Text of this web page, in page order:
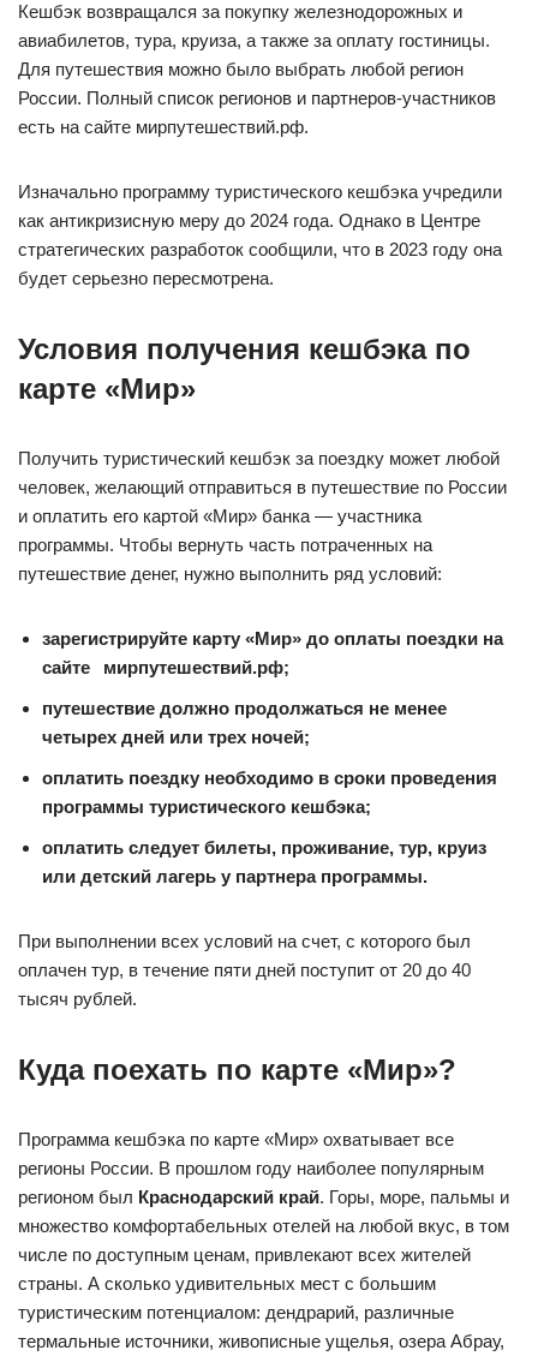
Кешбэк возвращался за покупку железнодорожных и
авиабилетов, тура, круиза, а также за оплату гостиницы.
Для путешествия можно было выбрать любой регион
России. Полный список регионов и партнеров-участников
есть на сайте мирпутешествий.рф.
Изначально программу туристического кешбэка учредили
как антикризисную меру до 2024 года. Однако в Центре
стратегических разработок сообщили, что в 2023 году она
будет серьезно пересмотрена.
Условия получения кешбэка по
карте «Мир»
Получить туристический кешбэк за поездку может любой
человек, желающий отправиться в путешествие по России
и оплатить его картой «Мир» банка — участника
программы. Чтобы вернуть часть потраченных на
путешествие денег, нужно выполнить ряд условий:
зарегистрируйте карту «Мир» до оплаты поездки на
сайте⠀ мирпутешествий.рф;
путешествие должно продолжаться не менее
четырех дней или трех ночей;
оплатить поездку необходимо в сроки проведения
программы туристического кешбэка;
оплатить следует билеты, проживание, тур, круиз
или детский лагерь у партнера программы.
При выполнении всех условий на счет, с которого был
оплачен тур, в течение пяти дней поступит от 20 до 40
тысяч рублей.
Куда поехать по карте «Мир»?
Программа кешбэка по карте «Мир» охватывает все
регионы России. В прошлом году наиболее популярным
регионом был Краснодарский край. Горы, море, пальмы и
множество комфортабельных отелей на любой вкус, в том
числе по доступным ценам, привлекают всех жителей
страны. А сколько удивительных мест с большим
туристическим потенциалом: дендрарий, различные
термальные источники, живописные ущелья, озера Абрау,